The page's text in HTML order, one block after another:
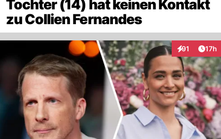
Tochter (14) hat keinen Kontakt
zu Collien Fernandes
91
Interaktionen
17h